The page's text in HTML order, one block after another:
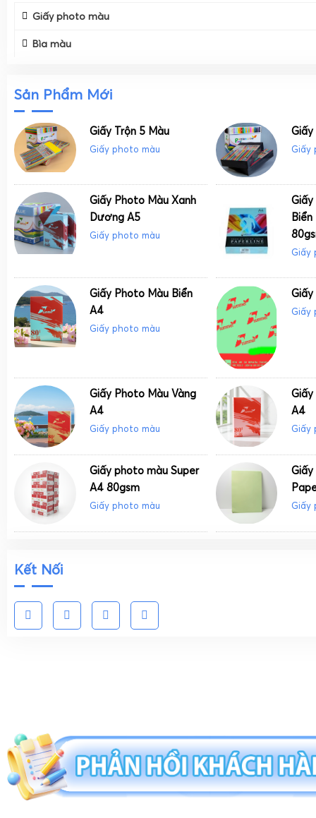
Giấy photo màu
Bìa màu
Sản Phẩm Mới
Giấy Trộn 5 Màu
Giấy photo màu Giấy
Giấy Photo Màu Xanh
Dương A5
Giấy photo màu
Giấy
Giấy Photo Màu Biển
A4
Giấy photo màu
Giấy
Giấy Photo Màu Vàng
A4
Giấy photo màu
A4
Giấy
Giấy photo màu Super
A4 80gsm
Giấy photo màu Giấy
Kết Nối